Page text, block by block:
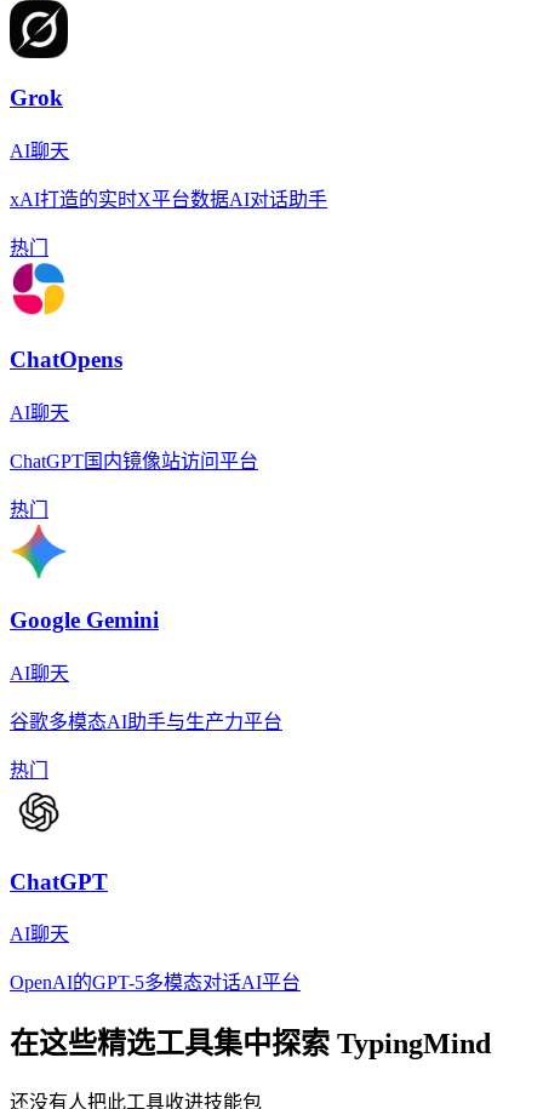
Grok
AI聊天
xAI打造的实时X平台数据AI对话助手
热门
ChatOpens
AI聊天
ChatGPT国内镜像站访问平台
热门
Google Gemini
AI聊天
谷歌多模态AI助手与生产力平台
热门
ChatGPT
AI聊天
OpenAI的GPT-5多模态对话AI平台
在这些精选工具集中探索 TypingMind
还没有人把此工具收进技能包